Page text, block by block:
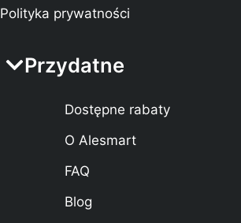
Polityka prywatności
Przydatne
Dostępne rabaty
O Alesmart
FAQ
Blog